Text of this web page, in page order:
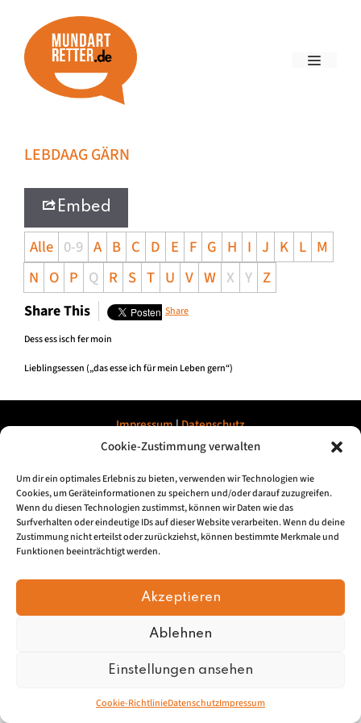
Cookie-Zustimmung verwalten
Um dir ein optimales Erlebnis zu bieten, verwenden wir Technologien wie
Cookies, um Geräteinformationen zu speichern und/oder darauf zuzugreifen.
Wenn du diesen Technologien zustimmst, können wir Daten wie das
Surfverhalten oder eindeutige IDs auf dieser Website verarbeiten. Wenn du deine
Zustimmung nicht erteilst oder zurückziehst, können bestimmte Merkmale und
Funktionen beeinträchtigt werden.
Akzeptieren
Ablehnen
Einstellungen ansehen
Cookie-RichtlinieDatenschutzImpressum
LEBDAAG GÄRN
Embed
Alle 0-9 A B C D E F G H I J K L M
N O P Q R S T U V W X Y Z
Share This Share
Dess ess isch fer moin
Lieblingsessen („das esse ich für mein Leben gern“)
Impressum|Datenschutz